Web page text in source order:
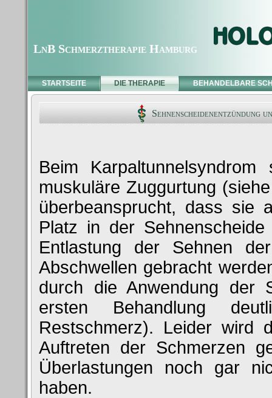
LnB Schmerztherapie Hamburg
STARTSEITE DIE THERAPIE BEHANDELBARE
Sehnenscheidenentzündung
Beim
muskuläre Zuggurtung
überbeansprucht, dass sie
Platz in der
Entlastung der Sehnen
Abschwellen gebracht
durch die Anwendung der
ersten Behandlung
Restschmerz). Leider wird
Auftreten der Schmerzen
Überlastungen noch gar
haben.